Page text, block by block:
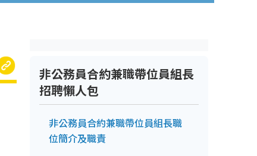
非公務員合約兼職帶位員組長
招聘懶人包
非公務員合約兼職帶位員組長職
位簡介及職責